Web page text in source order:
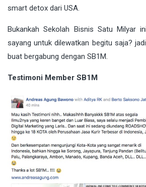
smart detox dari USA.
Bukankah Sekolah Bisnis Satu Milyar
sayang untuk dilewatkan begitu saja?
buat bergabung dengan SB1M.
Testimoni Member SB1M